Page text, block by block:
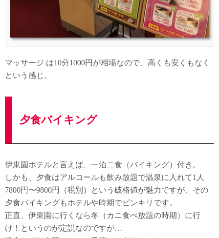
マッサージ は10分1000円が相場なので、高くも安くもなく
という感じ。
夕食バイキング
伊東園ホテルと言えば、一泊二食（バイキング）付き。
しかも、夕食はアルコールも飲み放題で温泉に入れて1人
7800円〜9800円（税別）という破格値が魅力ですが、その
夕食バイキングもホテルや時期でピンキリです。
正直、伊東園に行くなら冬（カニ食べ放題の時期）に行
け！というのが定説なのですが…